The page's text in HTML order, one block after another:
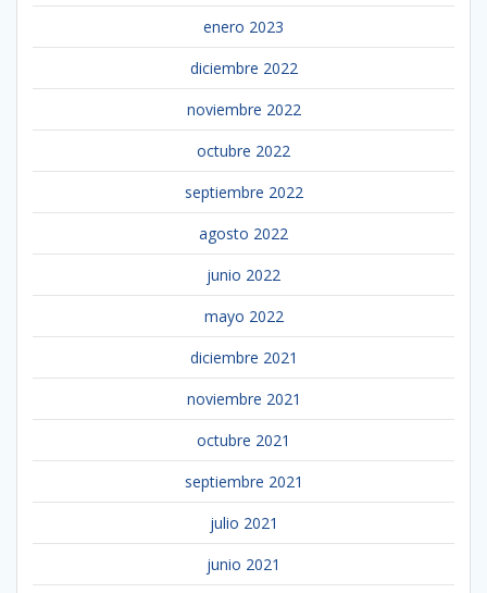
enero 2023
diciembre 2022
noviembre 2022
octubre 2022
septiembre 2022
agosto 2022
junio 2022
mayo 2022
diciembre 2021
noviembre 2021
octubre 2021
septiembre 2021
julio 2021
junio 2021